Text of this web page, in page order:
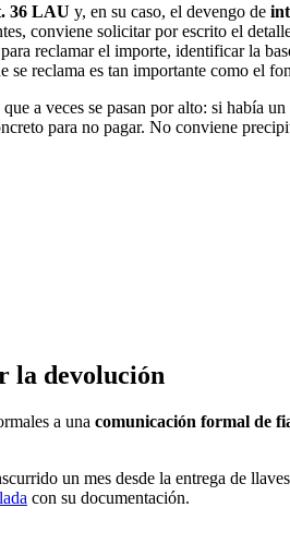
36 LAU y, en su caso, el devengo de
conviene solicitar por escrito el
reclamar el importe, identificar la
se reclama es tan importante como el
a veces se pasan por alto: si había
para no pagar. No conviene
la devolución
a una comunicación formal de
un mes desde la entrega de
con su documentación.